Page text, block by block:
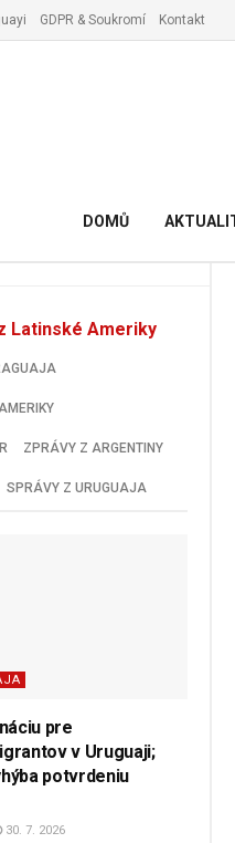
Latinské Ameriky
ZPRÁVY Z ARGENTINY
SPRÁVY Z URUGUAJA
pre
v Uruguaji;
potvrdeniu
30. 7. 2026
GDPR & Soukromí Kontakt
DOMŮ